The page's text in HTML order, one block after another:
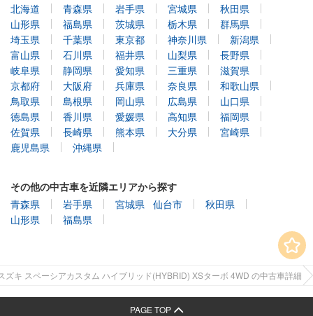
北海道
青森県 岩手県 宮城県
秋田県
山形県
福島県 茨城県 栃木県
群馬県
埼玉県
千葉県 東京都 神奈川県
新潟県
富山県
石川県 福井県 山梨県
長野県
岐阜県
静岡県 愛知県 三重県
滋賀県
京都府
大阪府 兵庫県 奈良県
和歌山県
鳥取県
島根県 岡山県 広島県
山口県
徳島県
香川県 愛媛県 高知県
福岡県
佐賀県
長崎県 熊本県 大分県
宮崎県
鹿児島県
沖縄県
その他の中古車を近隣エリアから探す
青森県
岩手県 宮城県 仙台市
秋田県
山形県
福島県
ズキ スペーシアカスタム ハイブリッド(HYBRID) XSターボ 4WD の中古車詳細
PAGE TOP